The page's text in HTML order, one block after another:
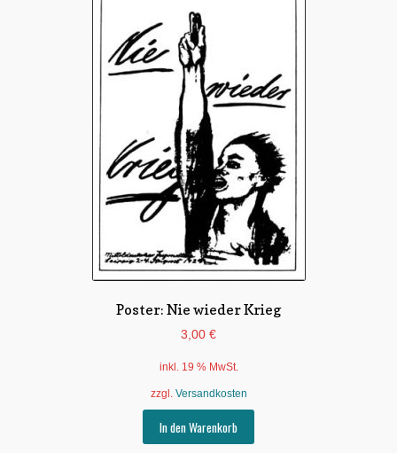
Poster: Nie wieder Krieg
3,00 €
inkl. 19 % MwSt.
zzgl. Versandkosten
In den Warenkorb